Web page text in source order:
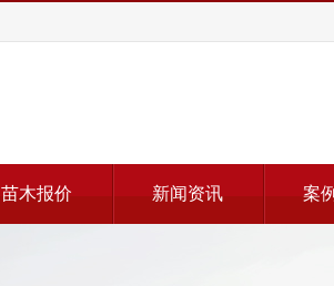
苗木报价 新闻资讯 案